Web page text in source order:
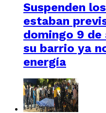
Suspenden
estaban
domingo 9
su barrio ya
energía